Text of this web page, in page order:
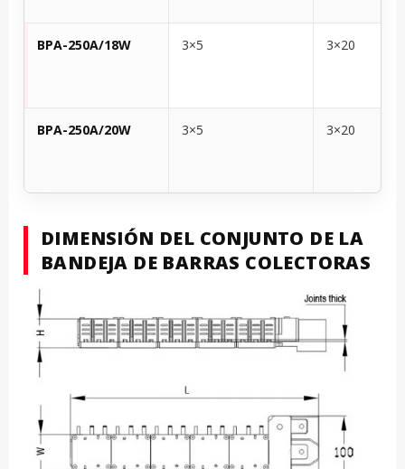
BPA-250A/18W 3×5 3×20
BPA-250A/20W 3×5 3×20
DIMENSIÓN DEL CONJUNTO DE LA
BANDEJA DE BARRAS COLECTORAS